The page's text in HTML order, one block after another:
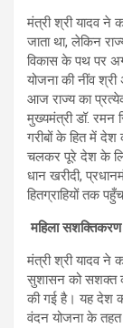
मंत्री श्री यादव ने
जाता था, लेकिन
विकास के पथ पर
योजना की नींव
आज राज्य का
मुख्यमंत्री डॉ. रमन
गरीबों के हित में देश
चलकर पूरे देश के
धान खरीदी,
हितग्राहियों तक
महिला
मंत्री श्री यादव ने
सुशासन को सशक्त
की गई है। यह देश
वंदन योजना के तहत